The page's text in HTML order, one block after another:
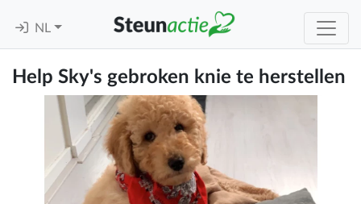
NL
Help Sky's gebroken knie te herstellen